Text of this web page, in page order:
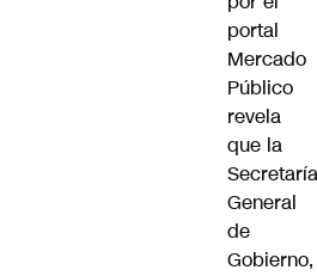
portal
Mercado
Público
revela
que la
Secretaría
General
de
Gobierno,